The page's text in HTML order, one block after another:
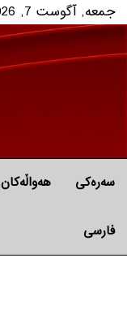
جمعه, آگوست 7, 2026
سەرەکی هه‌واڵه‌کان
فارسی